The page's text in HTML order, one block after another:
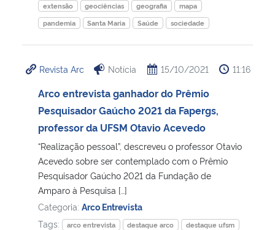
Ministério do Turismo
Controladoria-Geral da União
Ministério da Mulher, da Família e dos Direitos Humanos
Secretaria-Geral
Secretaria de Governo
Gabinete de Segurança Institucional
extensão
geociências geografia
mapa
pandemia
Santa Maria Saúde sociedade
Revista Arc Notícia 15/10/2021 11:16
Arco entrevista ganhador do Prêmio
Pesquisador Gaúcho 2021 da Fapergs,
professor da UFSM Otavio Acevedo
“Realização pessoal”, descreveu o professor Otavio
Acevedo sobre ser contemplado com o Prêmio
Pesquisador Gaúcho 2021 da Fundação de
Amparo à Pesquisa […]
Categoria: Arco Entrevista
Tags:
arco entrevista destaque arco
destaque ufsm